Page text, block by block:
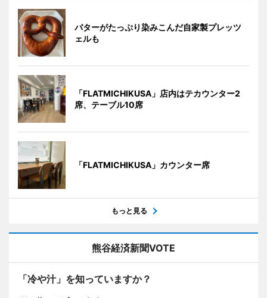
バターがたっぷり染みこんだ自家製プレッツ
ェルも
「FLATMICHIKUSA」店内はテカウンター2
席、テーブル10席
「FLATMICHIKUSA」カウンター席
もっと見る
熊谷経済新聞VOTE
「冷や汁」を知っていますか？